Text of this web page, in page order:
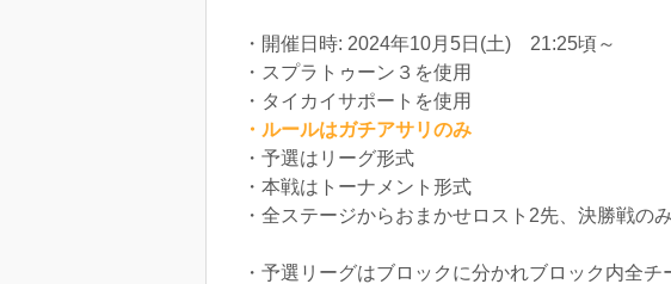
・開催日時: 2024年10月5日(土) 21:25頃～
・スプラトゥーン３を使用
・タイカイサポートを使用
・ルールはガチアサリのみ
・予選はリーグ形式
・本戦はトーナメント形式
・全ステージからおまかせロスト2先、決勝戦の
・予選リーグはブロックに分かれブロック内全